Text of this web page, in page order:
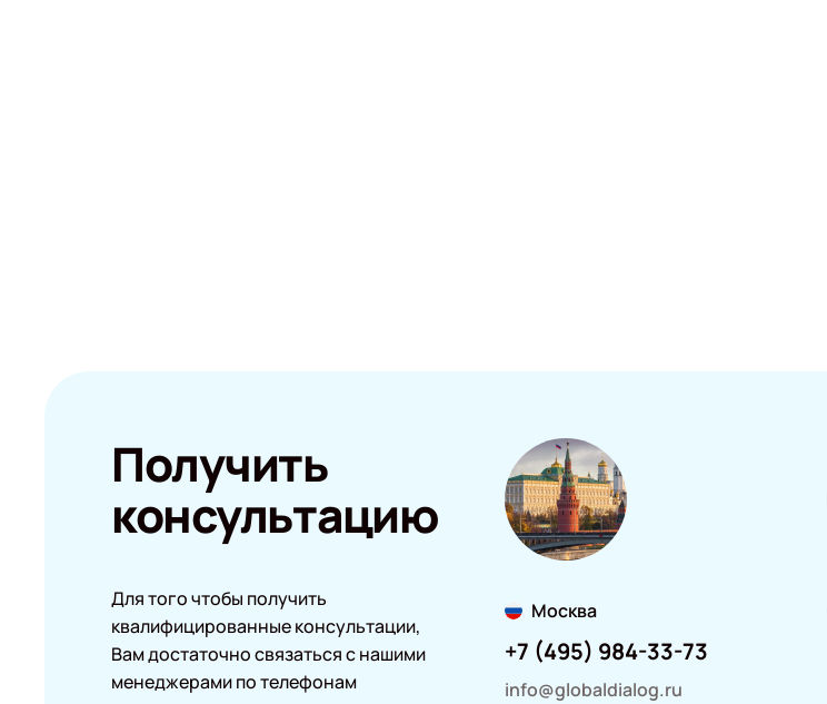
Получить
консультацию
Для того чтобы получить
квалифицированные консультации,
Вам достаточно связаться с нашими
менеджерами по телефонам
Москва
+7 (495) 984-33-73
info@globaldialog.ru